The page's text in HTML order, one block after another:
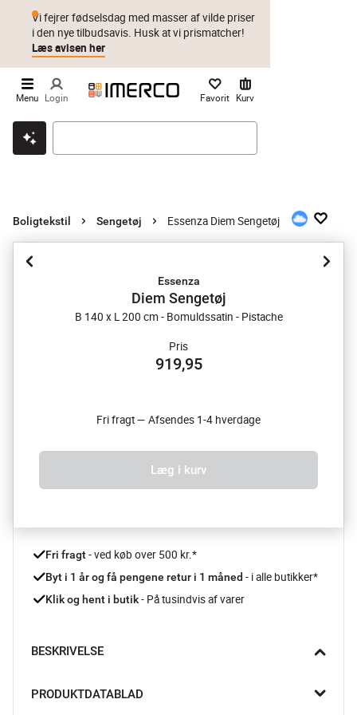
Klik & hent Byt i 1 år Prismatch
Vi fejrer fødselsdag med masser af vilde priser
i den nye tilbudsavis. Husk at vi prismatcher!
Læs avisen her
Menu Login Favorit Kurv
Boligtekstil Sengetøj Essenza Diem Sengetøj
Essenza
Diem Sengetøj
B 140 x L 200 cm - Bomuldssatin - Pistache
Pris
919,95
Fri fragt — Afsendes 1-4 hverdage
Læg i kurv
Fri fragt - ved køb over 500 kr.*
Byt i 1 år og få pengene retur i 1 måned - i alle butikker*
Klik og hent i butik - På tusindvis af varer
BESKRIVELSE
Diem sengetøjet fra Essenza.
PRODUKTDATABLAD